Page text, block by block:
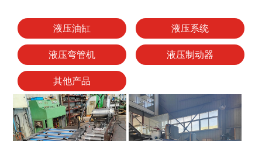
液压油缸 液压系统
液压弯管机 液压制动器
其他产品